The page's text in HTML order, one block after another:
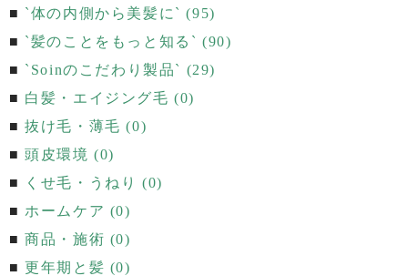
`体の内側から美髪に` (95)
`髪のことをもっと知る` (90)
`Soinのこだわり製品` (29)
白髪・エイジング毛 (0)
抜け毛・薄毛 (0)
頭皮環境 (0)
くせ毛・うねり (0)
ホームケア (0)
商品・施術 (0)
更年期と髪 (0)